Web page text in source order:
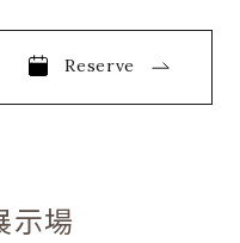
Reserve
示場